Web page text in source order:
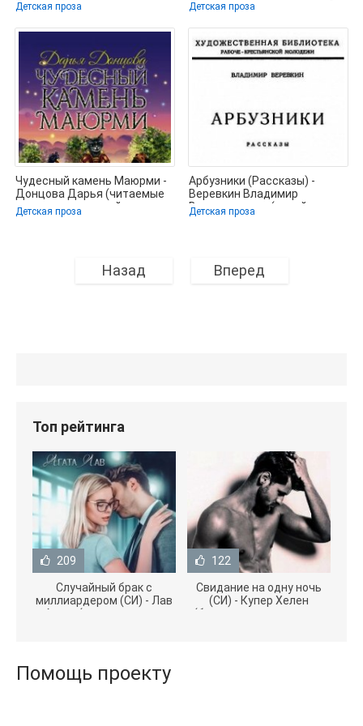
Детская проза
формат txt) 📗
Детская проза
Чудесный камень Маюрми -
Донцова Дарья (читаемые
книги читать онлайн
бесплатно
Детская проза
Арбузники (Рассказы) -
Веревкин Владимир
Всеволодович (онлайн книга
без .TXT) 📗
Детская проза
Назад Вперед
Топ рейтинга
209
Случайный брак с
миллиардером (СИ) - Лав
Агата (полная версия
122
Свидание на одну ночь
(СИ) - Купер Хелен
(бесплатные серии книг
Помощь проекту